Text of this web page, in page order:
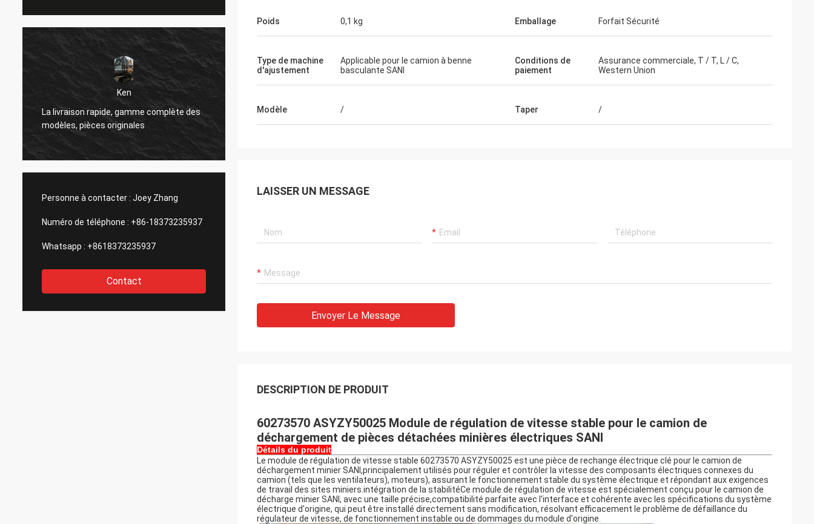
Ken
rapide, gamme complète des
pièces originales
Michael
Très bon achetant l'expérience. 100%
original, la qualité de pièces est aussi bon
que jamais.
Personne à contacter : Joey Zhang
Numéro de téléphone : +86-18373235937
Whatsapp : +8618373235937
Contact
Poids 0,1 kg Emballage Forfait Sécurité
Type de machine
d'ajustement
Applicable pour le camion à benne
basculante SANI
Conditions de
paiement
Assurance commerciale, T / T, L / C,
Western Union
Modèle / Taper /
LAISSER UN MESSAGE
Envoyer Le Message
DESCRIPTION DE PRODUIT
60273570 ASYZY50025 Module de régulation de vitesse stable pour le camion de
déchargement de pièces détachées minières électriques SANI
Détails du produit
Le module de régulation de vitesse stable 60273570 ASYZY50025 est une pièce de rechange électrique clé pour le camion de
déchargement minier SANI,principalement utilisés pour réguler et contrôler la vitesse des composants électriques connexes du
camion (tels que les ventilateurs), moteurs), assurant le fonctionnement stable du système électrique et répondant aux exigences
de travail des sites miniers.intégration de la stabilitéCe module de régulation de vitesse est spécialement conçu pour le camion de
décharge minier SANI, avec une taille précise,compatibilité parfaite avec l'interface et cohérente avec les spécifications du système
électrique d'origine, qui peut être installé directement sans modification, résolvant efficacement le problème de défaillance du
régulateur de vitesse, de fonctionnement instable ou de dommages du module d'origine.